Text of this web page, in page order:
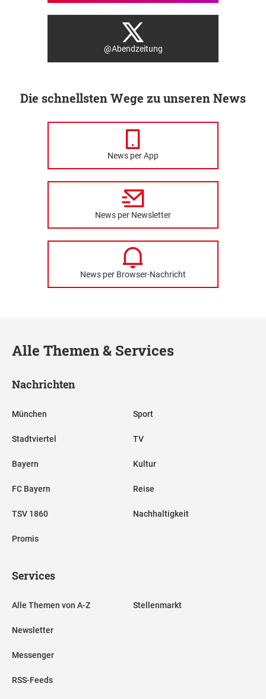
@Abendzeitung
Die schnellsten Wege zu unseren News
News per App
News per Newsletter
News per Browser-Nachricht
Alle Themen & Services
Nachrichten
München
Stadtviertel
Bayern
FC Bayern
TSV 1860
Promis
Sport
TV
Kultur
Reise
Nachhaltigkeit
Services
Alle Themen von A-Z
Newsletter
Messenger
RSS-Feeds
Stellenmarkt